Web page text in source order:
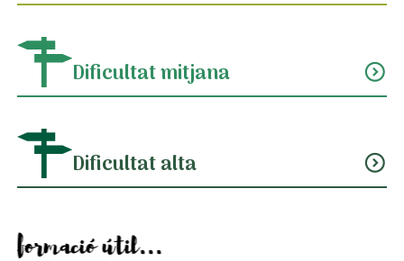
Dificultat mitjana expand_circle_down
Dificultat alta expand_circle_down
Informació útil...